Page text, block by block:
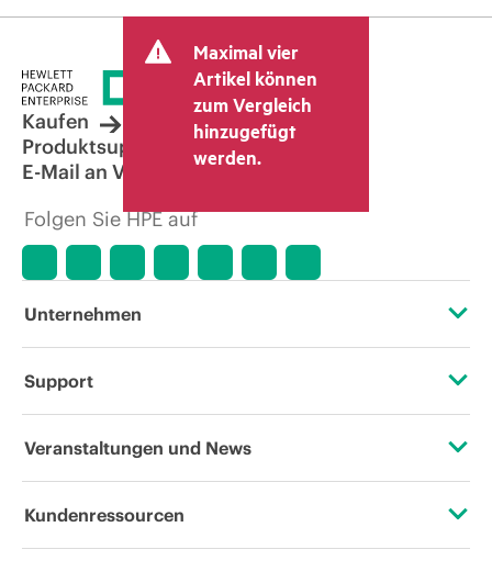
Maximal vier
Artikel können
zum Vergleich
hinzugefügt
werden.
Kaufen
Produktsupport
E-Mail an Vertrieb
Folgen Sie HPE auf
Unternehmen
Über HPE
Unternehmensverantwortung
Support
Operational Support Services
Veranstaltungen und News
Veranstaltungen
Kundenressourcen